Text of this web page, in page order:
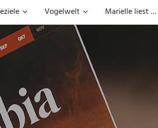
Vogelwelt Marielle liest …